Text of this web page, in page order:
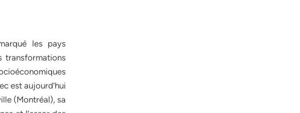
les pays
transformations
est aujourd’hui
(Montréal), sa